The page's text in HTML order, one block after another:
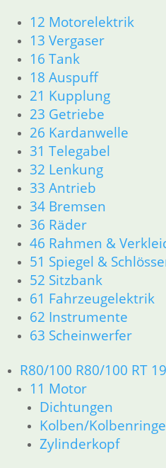
12 Motorelektrik
13 Vergaser
16 Tank
18 Auspuff
21 Kupplung
23 Getriebe
26 Kardanwelle
31 Telegabel
32 Lenkung
33 Antrieb
34 Bremsen
36 Räder
46 Rahmen &
51 Spiegel &
52 Sitzbank
61 Fahrzeugelektrik
62 Instrumente
63 Scheinwerfer
R80/100 R80/100 RT
11 Motor
Dichtungen
Kolben/Kolbenringe
Zylinderkopf
2
3
4
→
Shop
Ersatzteile nach Modell
K-Modell
11 Motor
Dichtungen
32 Lenkung
33 Antrieb
34 Bremsen
46 Rahmen Verkleidung
61 Fahrzeugelektrik
R25 /3
11 Motor R25/3
Dichtungen
Zylinderkopf
13 Vergaser
16 Tank
18 Auspuff
21 Kupplung
23 Getriebe
31 Telegabel